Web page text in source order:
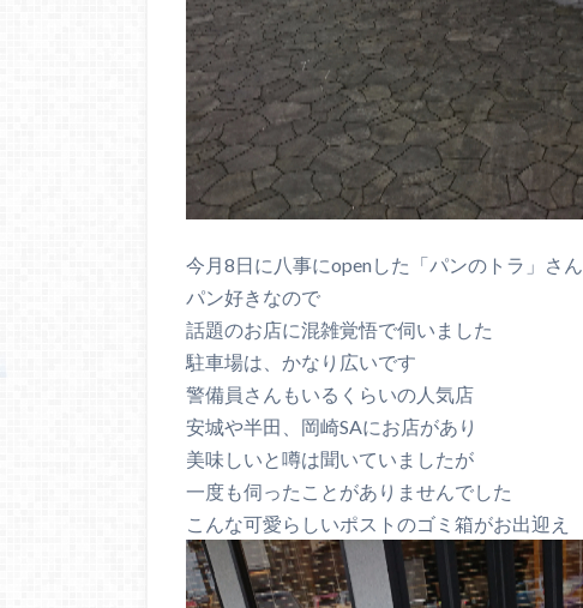
今月8日に八事にopenした「パンのトラ」さん
パン好きなので
話題のお店に混雑覚悟で伺いました
駐車場は、かなり広いです
警備員さんもいるくらいの人気店
安城や半田、岡崎SAにお店があり
美味しいと噂は聞いていましたが
一度も伺ったことがありませんでした
こんな可愛らしいポストのゴミ箱がお出迎え